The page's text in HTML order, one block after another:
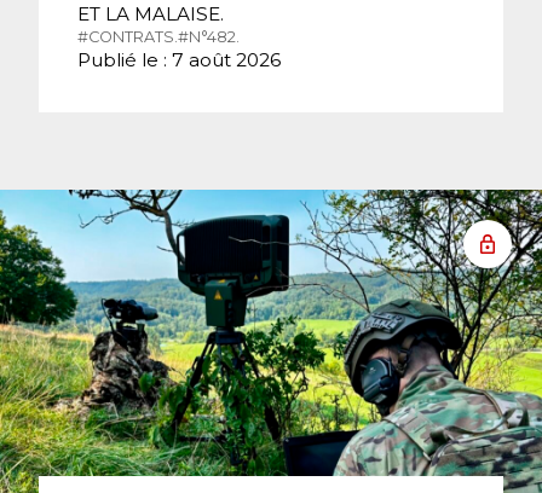
ET LA MALAISE.
#CONTRATS. #N°482.
Publié le : 7 août 2026